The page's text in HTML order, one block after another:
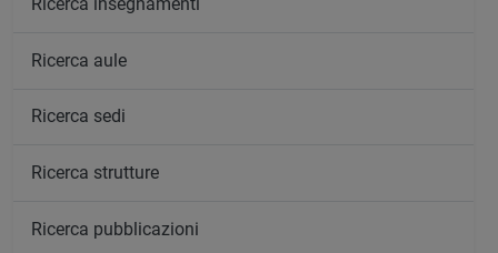
Ricerca aule
Ricerca sedi
Ricerca strutture
Ricerca pubblicazioni